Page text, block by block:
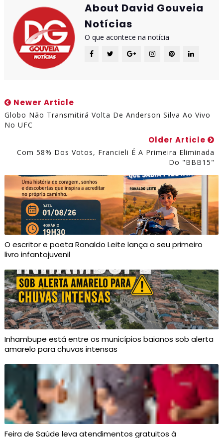
About David Gouveia
Notícias
O que acontece na notícia
Newer Article
Globo Não Transmitirá Volta De Anderson Silva Ao Vivo
No UFC
Older Article
Com 58% Dos Votos, Francieli É A Primeira Eliminada
Do "BBB15"
O escritor e poeta Ronaldo Leite lança o seu primeiro
livro infantojuvenil
Inhambupe está entre os municípios baianos sob alerta
amarelo para chuvas intensas
Feira de Saúde leva atendimentos gratuitos à